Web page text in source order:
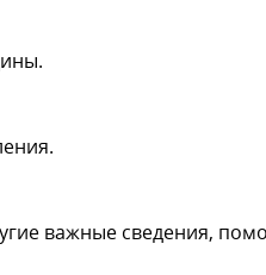
важные сведения,